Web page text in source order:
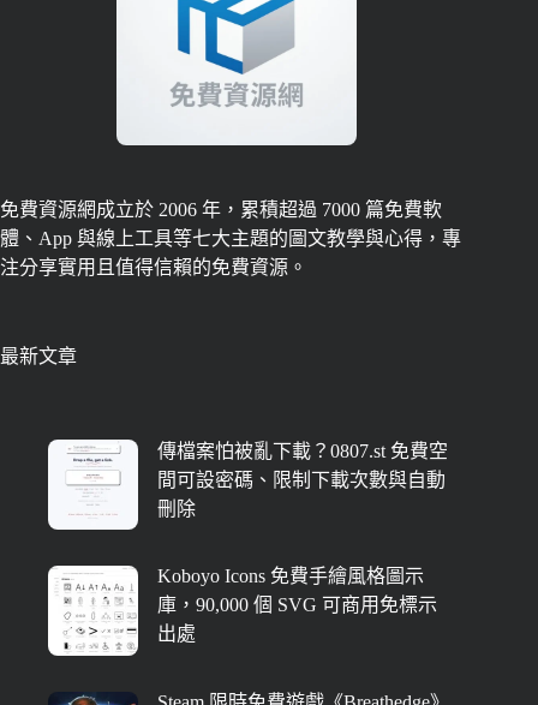
免費資源網成立於 2006 年，累積超過 7000 篇免費軟
體、App 與線上工具等七大主題的圖文教學與心得，專
注分享實用且值得信賴的免費資源。
最新文章
傳檔案怕被亂下載？0807.st 免費空
間可設密碼、限制下載次數與自動
刪除
Koboyo Icons 免費手繪風格圖示
庫，90,000 個 SVG 可商用免標示
出處